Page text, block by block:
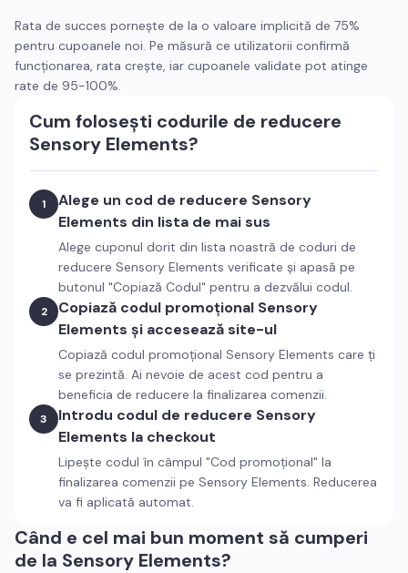
Rata de succes pornește de la o valoare implicită de 75%
pentru cupoanele noi. Pe măsură ce utilizatorii confirmă
funcționarea, rata crește, iar cupoanele validate pot atinge
rate de 95-100%.
Cum folosești codurile de reducere
Sensory Elements?
1 Alege un cod de reducere Sensory
Elements din lista de mai sus
Alege cuponul dorit din lista noastră de coduri de
reducere Sensory Elements verificate și apasă pe
butonul "Copiază Codul" pentru a dezvălui codul.
2 Copiază codul promoțional Sensory
Elements și accesează site-ul
Copiază codul promoțional Sensory Elements care ți
se prezintă. Ai nevoie de acest cod pentru a
beneficia de reducere la finalizarea comenzii.
3 Introdu codul de reducere Sensory
Elements la checkout
Lipește codul în câmpul "Cod promoțional" la
finalizarea comenzii pe Sensory Elements. Reducerea
va fi aplicată automat.
Când e cel mai bun moment să cumperi
de la Sensory Elements?